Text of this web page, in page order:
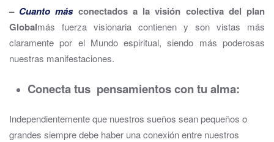
– Cuanto másconectados a la visión colectiva del plan
Globalmás fuerza visionaria contienen y son vistas más
claramente por el Mundo espiritual, siendo más poderosas
nuestras manifestaciones.
Conecta tus pensamientos con tu alma:
Independientemente que nuestros sueños sean pequeños o
grandes siempre debe haber una conexión entre nuestros